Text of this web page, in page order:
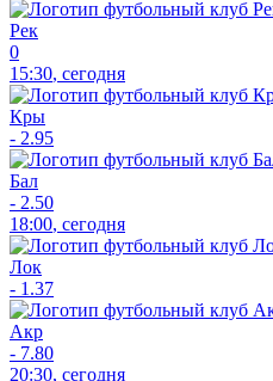
Рек
0
15:30, сегодня
Кры
- 2.95
Бал
- 2.50
18:00, сегодня
Лок
- 1.37
Акр
- 7.80
20:30, сегодня